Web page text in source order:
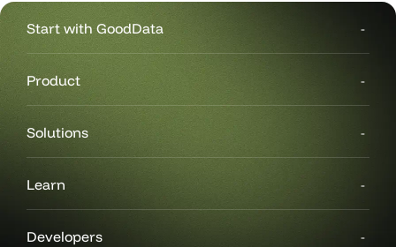
Start with GoodData
Product
Solutions
Learn
Developers